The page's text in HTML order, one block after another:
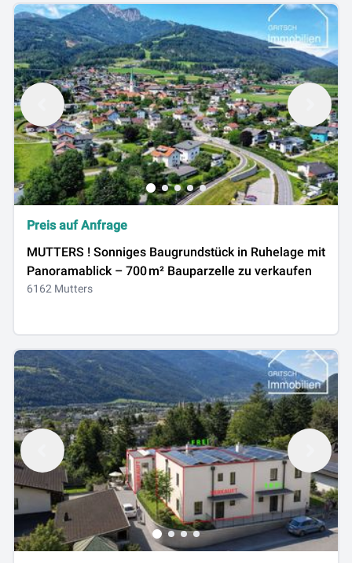
Preis auf Anfrage
MUTTERS ! Sonniges Baugrundstück in Ruhelage mit
Panoramablick – 700 m² Bauparzelle zu verkaufen
6162 Mutters